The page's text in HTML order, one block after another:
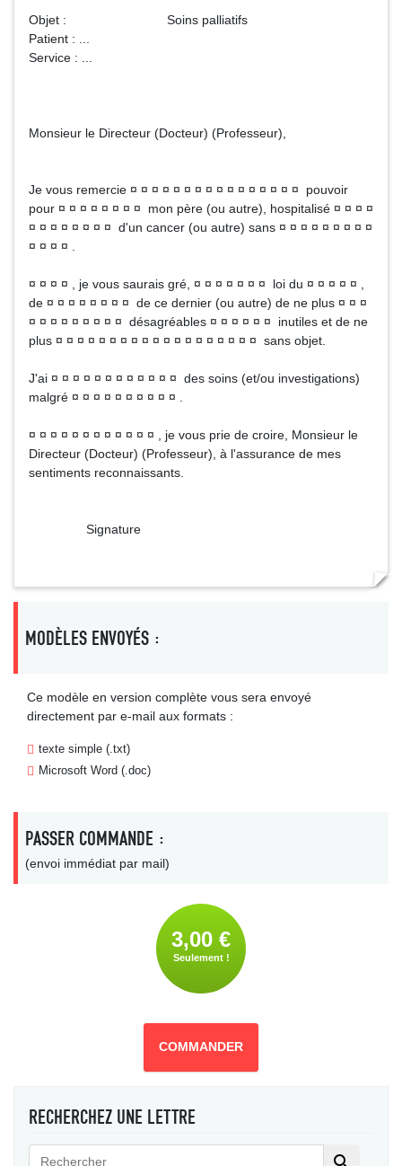
Objet : Soins palliatifs
Patient : ...
Service : ...
Monsieur le Directeur (Docteur) (Professeur),
Je vous remercie ¤ ¤ ¤ ¤ ¤ ¤ ¤ ¤ ¤ ¤ ¤ ¤ ¤ ¤ ¤ ¤ pouvoir
pour ¤ ¤ ¤ ¤ ¤ ¤ ¤ ¤ mon père (ou autre), hospitalisé ¤ ¤ ¤ ¤
¤ ¤ ¤ ¤ ¤ ¤ ¤ ¤ d'un cancer (ou autre) sans ¤ ¤ ¤ ¤ ¤ ¤ ¤ ¤ ¤
¤ ¤ ¤ ¤ .
¤ ¤ ¤ ¤ , je vous saurais gré, ¤ ¤ ¤ ¤ ¤ ¤ ¤ loi du ¤ ¤ ¤ ¤ ¤ ,
de ¤ ¤ ¤ ¤ ¤ ¤ ¤ ¤ de ce dernier (ou autre) de ne plus ¤ ¤ ¤
¤ ¤ ¤ ¤ ¤ ¤ ¤ ¤ ¤ désagréables ¤ ¤ ¤ ¤ ¤ ¤ inutiles et de ne
plus ¤ ¤ ¤ ¤ ¤ ¤ ¤ ¤ ¤ ¤ ¤ ¤ ¤ ¤ ¤ ¤ ¤ ¤ ¤ sans objet.
J'ai ¤ ¤ ¤ ¤ ¤ ¤ ¤ ¤ ¤ ¤ ¤ ¤ des soins (et/ou investigations)
malgré ¤ ¤ ¤ ¤ ¤ ¤ ¤ ¤ ¤ ¤ .
¤ ¤ ¤ ¤ ¤ ¤ ¤ ¤ ¤ ¤ ¤ ¤ , je vous prie de croire, Monsieur le
Directeur (Docteur) (Professeur), à l'assurance de mes
sentiments reconnaissants.
Signature
MODÈLES ENVOYÉS :
Ce modèle en version complète vous sera envoyé
directement par e-mail aux formats :
texte simple (.txt)
Microsoft Word (.doc)
PASSER COMMANDE :
(envoi immédiat par mail)
3,00 €
Seulement !
COMMANDER
RECHERCHEZ UNE LETTRE